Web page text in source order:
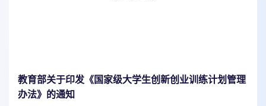
教育部关于印发《国家级大学生创新创业训练计划管理
办法》的通知